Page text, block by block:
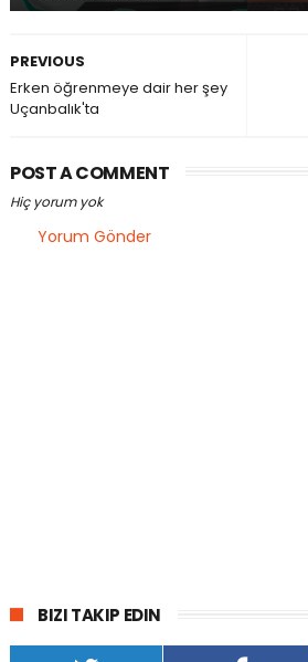
PREVIOUS
Erken öğrenmeye dair her şey
Uçanbalık'ta
POST A COMMENT
Hiç yorum yok
Yorum Gönder
BIZI TAKIP EDIN